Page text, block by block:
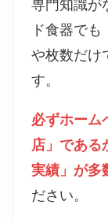
専門知識が
ド食器で
や枚数だけ
す。
必ずホーム
店」である
実績」が多
ださい。